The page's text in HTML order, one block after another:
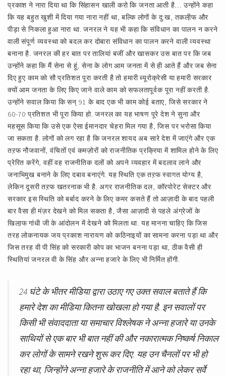
प्रकाश ने नारा दिया था कि सिंहासन खाली करो कि जनता आती है… उन्होंने कहा
कि यह बहुत खुशी में दिया गया नारा नहीं था, बल्कि लोगों के दु:ख, तकली़फ और
पीड़ा से निकला हुआ नारा था. जनरल ने यह भी कहा कि संविधान का पालन न करने
वाली संपूर्ण व्यवस्था को बदल कर दोबारा संविधान का पालन करने वाली व्यवस्था
बनाना है. जनरल की हर बात पर तालियां बजीं और खासकर उस बात पर कि जब
उन्होंने कहा कि मैं सेना से हूं, सेना के लोग आम जनता में से ही आते हैं और जब सेना
दिए हुए काम को सौ प्रतिशत पूरा करती है तो हमारी ब्यूरोक्रेसी या हमारी सरकार
क्यों आम जनता के लिए किए जाने वाले काम को सफलतापूर्वक पूरा नहीं करती है.
उन्होंने सवाल किया कि सन्‌ 91 के बाद एक भी काम कोई बताए, जिसे सरकार ने
60-70 प्रतिशत भी पूरा किया हो. जनरल का यह भाषण पूरे देश ने सुना और
महसूस किया कि उसे एक ऐसा ईमानदार चेहरा मिल गया है, जिस पर भरोसा किया
जा सकता है. लोगों को लग रहा है कि जनरल शायद अब सारे देश में जाएंगे और एक
तऱफ नौजवानों, वंचितों एवं कमज़ोरों को राजनीतिक प्रक्रिया में शामिल होने के लिए
प्रेरित करेंगे, वहीं वह राजनीतिक दलों को अपने व्यवहार में बदलाव लाने और
जनाभिमुख बनाने के लिए दबाव बनाएंगे. यह स्थिति एक तऱफ स्वागत योग्य है,
लेकिन दूसरी तऱफ खतरनाक भी है. अगर राजनीतिक दल, कॉरपोरेट सेक्टर और
सरकार इस स्थिति को बर्बाद करने के लिए कमर कसते हैं तो आज़ादी के बाद पहली
बार वैसा ही मंज़र देखने को मिल सकता है, जैसा आज़ादी से पहले अंग्रेजों के
खिला़फ गांधी जी के आंदोलन में देखने को मिलता था. यह मानना चाहिए कि जिस
तरह लोकनायक जय प्रकाश नारायण को कठिनाइयों का सामना करना पड़ा था और
जिस तरह वी पी सिंह को सरकारी कोप का भाजन बनना पड़ा था, ठीक वैसी ही
स्थितियां जनरल वी के सिंह और अन्ना हजारे के लिए भी निर्मित होंगी.
24 घंटे के भीतर मीडिया द्वारा उठाए गए उक्त सवाल बताते हैं कि
हमारे देश का मीडिया कितना खोखला हो गया है. इन सवालों पर
किसी भी संवाददाता या समाचार विश्लेषक ने अन्ना हजारे या उनके
साथियों से एक बार भी बात नहीं की और नकारात्मक निष्कर्ष निकाल
कर लोगों के सामने रखने शुरू कर दिए. यह उन चैनलों पर भी हो
रहा था, जिन्होंने अन्ना हजारे के राजनीति में आने को लेकर सर्वे